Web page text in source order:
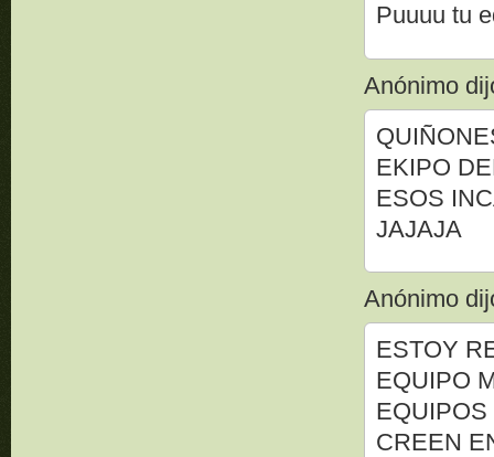
Puuuu tu
Anónimo
EKIPO
ESOS
JAJAJA
Anónimo
ESTOY
EQUIPO
CREEN